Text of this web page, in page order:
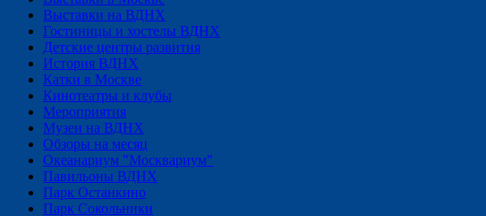
Выставки на ВДНХ
Гостиницы и хостелы ВДНХ
Детские центры развития
История ВДНХ
Катки в Москве
Кинотеатры и клубы
Мероприятия
Музеи на ВДНХ
Обзоры на месяц
Океанариум "Москвариум"
Павильоны ВДНХ
Парк Останкино
Парк Сокольники